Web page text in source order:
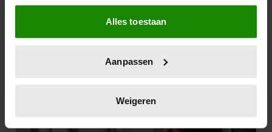
Als u het toestaat, willen we ook graag:
Informatie verzamelen over uw geografische
locatie, die tot een paar meter nauwkeurig kan zijn
scannen op specifieke eigenschappen (fingerprinting)
verwerkt en stel uw voorkeuren in het
intrekken in de Cookieverklaring.
Alles toestaan
Aanpassen
Weigeren
Zonliefhebbers opgelet: zo
wordt het weer dit